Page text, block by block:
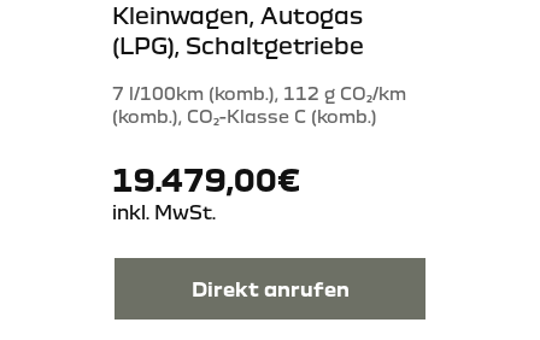
Kleinwagen, Autogas
(LPG), Schaltgetriebe
7 l/100km (komb.), 112 g CO₂/km
(komb.), CO₂-Klasse C (komb.)
19.479,00€
inkl. MwSt.
Direkt anrufen